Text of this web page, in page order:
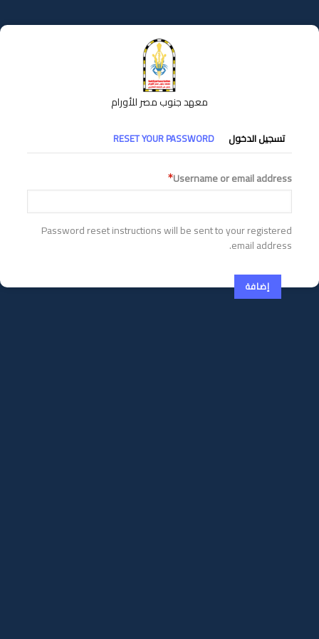
إلى
المحتوى
معهد جنوب مصر للأورام
التبويبات
الأساسية
تسجيل الدخول RESET YOUR PASSWORD
Username or email address
Password reset instructions will be sent to your registered
email address.